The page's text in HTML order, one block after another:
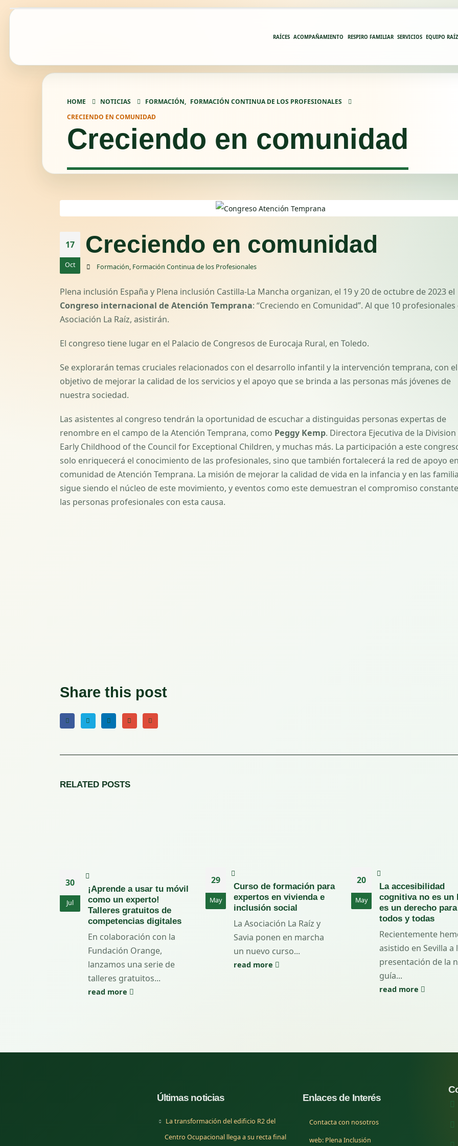
RAÍCES ACOMPAÑAMIENTO RESPIRO FAMILIAR SERVICIOS EQUIPO RAÍZ
HOME NOTICIAS FORMACIÓN, FORMACIÓN CONTINUA DE LOS PROFESIONALES
CRECIENDO EN COMUNIDAD
Creciendo en comunidad
17
Oct
Creciendo en comunidad
Formación, Formación Continua de los Profesionales
Plena inclusión España y Plena inclusión Castilla-La Mancha organizan, el 19 y 20 de octubre de 2023 el
Congreso internacional de Atención Temprana: “Creciendo en Comunidad”. Al que 10 profesionales
Asociación La Raíz, asistirán.
El congreso tiene lugar en el Palacio de Congresos de Eurocaja Rural, en Toledo.
Se explorarán temas cruciales relacionados con el desarrollo infantil y la intervención temprana, con el
objetivo de mejorar la calidad de los servicios y el apoyo que se brinda a las personas más jóvenes de
nuestra sociedad.
Las asistentes al congreso tendrán la oportunidad de escuchar a distinguidas personas expertas de
renombre en el campo de la Atención Temprana, como Peggy Kemp. Directora Ejecutiva de la
Early Childhood of the Council for Exceptional Children, y muchas más. La participación a este
solo enriquecerá el conocimiento de las profesionales, sino que también fortalecerá la red de apoyo
comunidad de Atención Temprana. La misión de mejorar la calidad de vida en la infancia y en las
sigue siendo el núcleo de este movimiento, y eventos como este demuestran el compromiso
las personas profesionales con esta causa.
Share this post
RELATED POSTS
30
Jul
¡Aprende a usar tu móvil
como un experto!
Talleres gratuitos de
competencias digitales
En colaboración con la
Fundación Orange,
lanzamos una serie de
talleres gratuitos...
read more
29
May
Curso de formación para
expertos en vivienda e
inclusión social
La Asociación La Raíz y
Savia ponen en marcha
un nuevo curso...
read more
20
May
La accesibilidad
cognitiva no es un
es un derecho para
todos y todas
Recientemente
asistido en Sevilla a
presentación de la
guía...
read more
Últimas noticias
La transformación del edificio R2 del
Centro Ocupacional llega a su recta final
Enlaces de Interés
Contacta con nosotros
web: Plena Inclusión